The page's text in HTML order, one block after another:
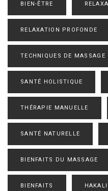
BIEN-ÊTRE
RELAXATION PROFONDE
TECHNIQUES DE MASSAGE
SANTÉ HOLISTIQUE
THÉRAPIE MANUELLE
SANTÉ NATURELLE
BIENFAITS DU MASSAGE
BIENFAITS HAKALI